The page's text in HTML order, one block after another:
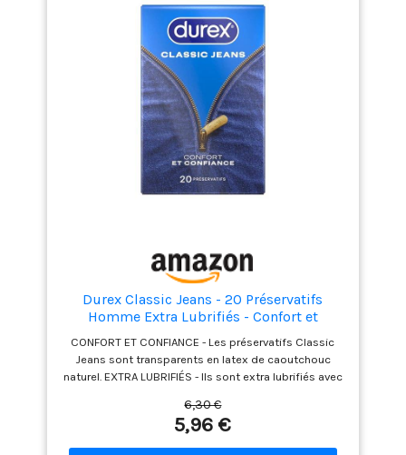
emballage discret, sans indication du contenu
CONFORMES AUX NORMES DE QUALITÉ LES PLUS
STRICTES : Les préservatifs SKYN sont
rigoureusement testés pour répondre aux normes les
plus strictes, préserver votre bien-être sexuel et vous
offrir une protection optimale contre les IST et les
grossesses non désirées
Durex Classic Jeans - 20 Préservatifs
Homme Extra Lubrifiés - Confort et
CONFORT ET CONFIANCE - Les préservatifs Classic
Jeans sont transparents en latex de caoutchouc
naturel. EXTRA LUBRIFIÉS - Ils sont extra lubrifiés avec
Grâce à leur forme anatomique, et leur réservoir, les
préservatifs Classic Jeans sont faciles à utiliser et
assurent un meilleur confort et un meilleur
6,30 €
5,96 €